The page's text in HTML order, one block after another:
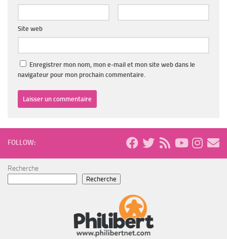
Site web
Enregistrer mon nom, mon e-mail et mon site web dans le
navigateur pour mon prochain commentaire.
FOLLOW:
Recherche
Recherche